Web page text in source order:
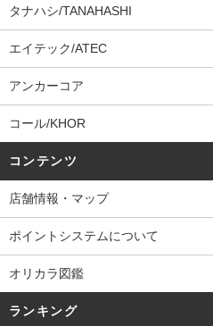
タナハシ/TANAHASHI
エイテック/ATEC
アンカーコア
コール/KHOR
コンテンツ
店舗情報・マップ
ポイントシステムについて
オリカラ図鑑
ランキング